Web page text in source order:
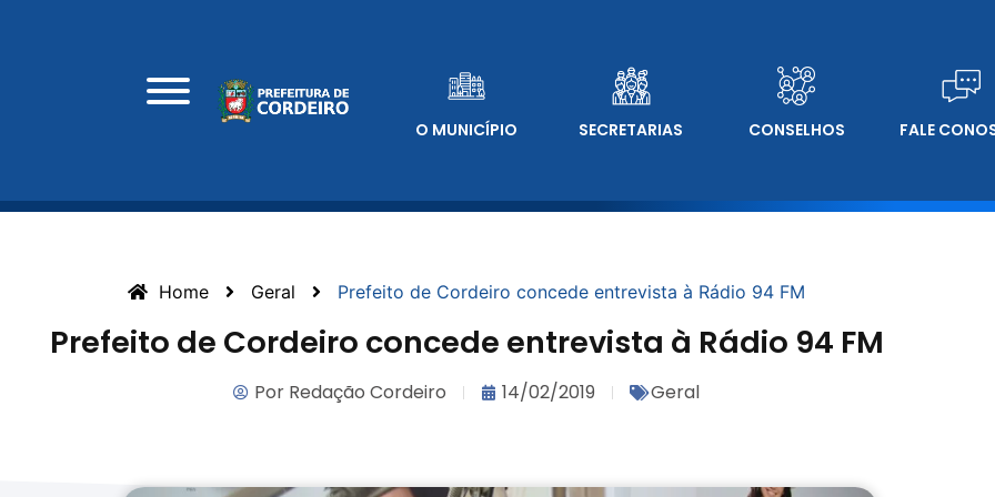
O MUNICÍPIO SECRETARIAS CONSELHOS FALE
Home Geral Prefeito de Cordeiro concede entrevista à Rádio 94 FM
Prefeito de Cordeiro concede entrevista à Rádio 94 FM
Por Redação Cordeiro 14/02/2019 Geral